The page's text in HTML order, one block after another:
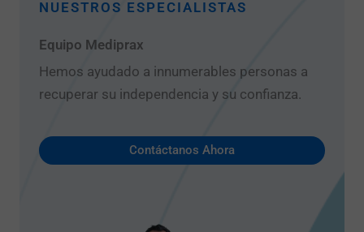
NUESTROS ESPECIALISTAS
Equipo Mediprax
Hemos ayudado a innumerables personas a
recuperar su independencia y su confianza.
Contáctanos Ahora